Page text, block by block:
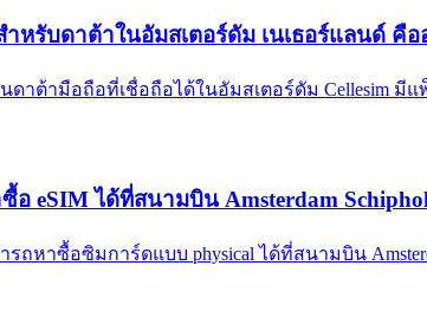
หรับดาต้าในอัมสเตอร์ดัม เนเธอร์แลนด์ คือ
ดาต้ามือถือที่เชื่อถือได้ในอัมสเตอร์ดัม Cellesim มี
อ eSIM ได้ที่สนามบิน Amsterdam
ถหาซื้อซิมการ์ดแบบ physical ได้ที่สนามบิน